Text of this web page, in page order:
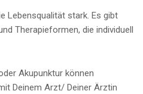
Lebensqualität stark. Es gibt
Therapieformen, die individuell
Akupunktur können
Deinem Arzt/ Deiner Ärztin